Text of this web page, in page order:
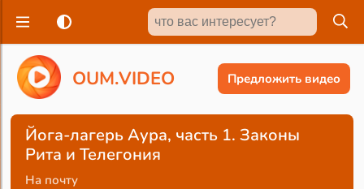
OUM.VIDEO Предложить видео
Йога-лагерь Аура, часть 1. Законы
Рита и Телегония
На почту